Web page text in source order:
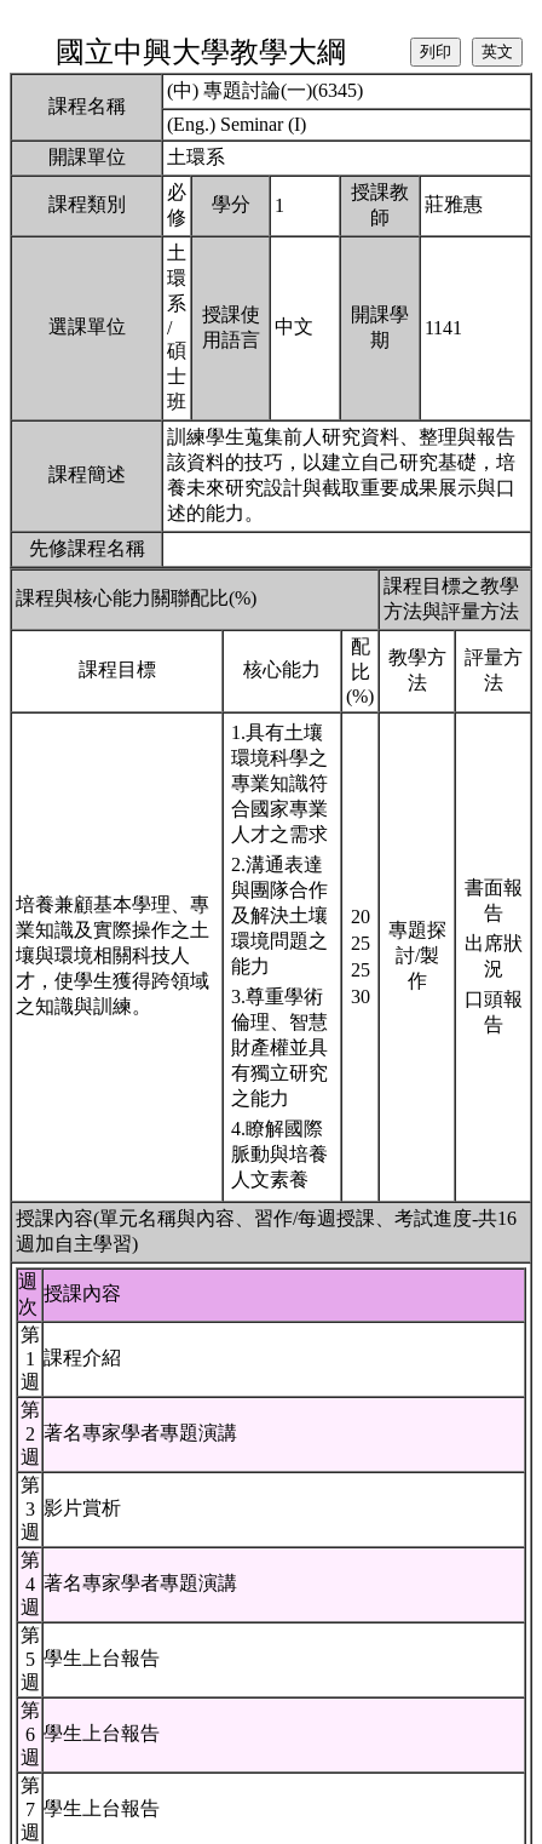
國立中興大學教學大綱
課程名稱
(中) 專題討論(一)(6345)
(Eng.) Seminar (I)
開課單位
土環系
課程類別
必
修
學分 1
授課教
師
莊雅惠
選課單位
土
環
系
/
碩
士
班
授課使
用語言
中文
開課學
期
1141
課程簡述
訓練學生蒐集前人研究資料、整理與報告
該資料的技巧，以建立自己研究基礎，培
養未來研究設計與截取重要成果展示與口
述的能力。
先修課程名稱
課程與核心能力關聯配比(%)
課程目標之教學
方法與評量方法
課程目標 核心能力
配
比
(%)
教學方
法
評量方
法
培養兼顧基本學理、專
業知識及實際操作之土
壤與環境相關科技人
才，使學生獲得跨領域
之知識與訓練。
1.具有土壤
環境科學之
專業知識符
合國家專業
人才之需求
2.溝通表達
與團隊合作
及解決土壤
環境問題之
能力
3.尊重學術
倫理、智慧
財產權並具
有獨立研究
之能力
4.瞭解國際
脈動與培養
人文素養
20
25
25
30
專題探
討/製
作
書面報
告
出席狀
況
口頭報
告
授課內容(單元名稱與內容、習作/每週授課、考試進度-共16
週加自主學習)
週
次
授課內容
第
1
週
課程介紹
第
2
週
著名專家學者專題演講
第
3
週
影片賞析
第
4
週
著名專家學者專題演講
第
5
週
學生上台報告
第
6
週
學生上台報告
第
7
週
學生上台報告